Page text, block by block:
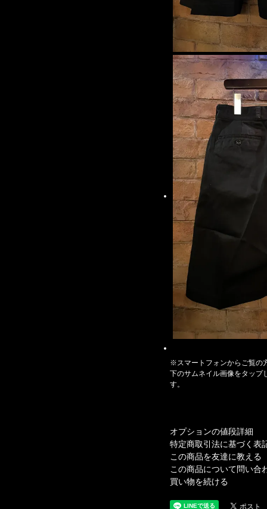
※スマートフォンからご覧の
下のサムネイル画像をタップ
す。
オプションの値段詳細
特定商取引法に基づく表
この商品を友達に教える
この商品について問い合
買い物を続ける